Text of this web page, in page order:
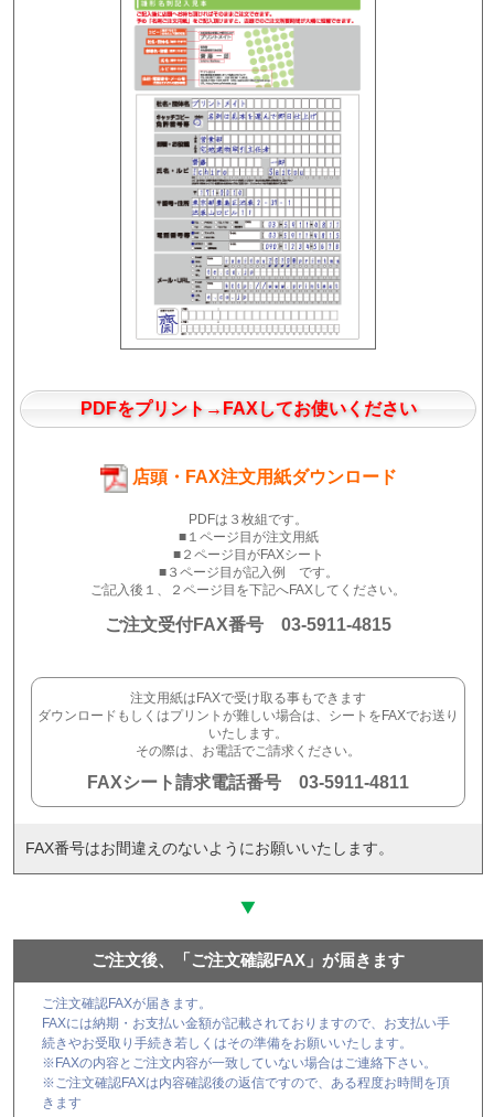
PDFをプリント→FAXしてお使いください
店頭・FAX注文用紙ダウンロード
PDFは３枚組です。
■１ページ目が注文用紙
■２ページ目がFAXシート
■３ページ目が記入例 です。
ご記入後１、２ページ目を下記へFAXしてください。
ご注文受付FAX番号 03-5911-4815
注文用紙はFAXで受け取る事もできます
ダウンロードもしくはプリントが難しい場合は、シートをFAXでお送り
いたします。
その際は、お電話でご請求ください。
FAXシート請求電話番号 03-5911-4811
FAX番号はお間違えのないようにお願いいたします。
ご注文後、「ご注文確認FAX」が届きます
ご注文確認FAXが届きます。
FAXには納期・お支払い金額が記載されておりますので、お支払い手
続きやお受取り手続き若しくはその準備をお願いいたします。
※FAXの内容とご注文内容が一致していない場合はご連絡下さい。
※ご注文確認FAXは内容確認後の返信ですので、ある程度お時間を頂
きます